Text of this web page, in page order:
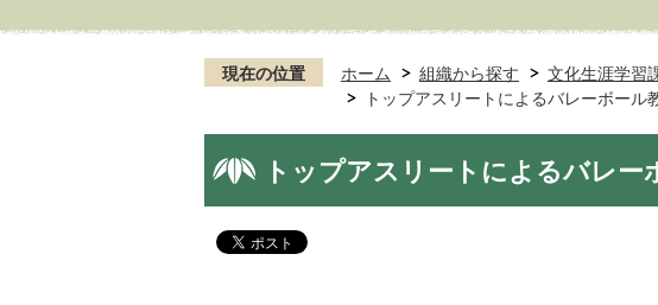
現在の位置 ホーム 組織から探す 文化生涯学習
トップアスリートによるバレーボール
トップアスリートによるバレー